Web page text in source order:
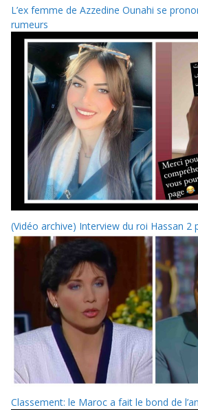
L’ex femme de Azzedine Ounahi se
rumeurs
(Vidéo archive) Interview du roi Hassan 2
Classement: le Maroc a fait le bond de